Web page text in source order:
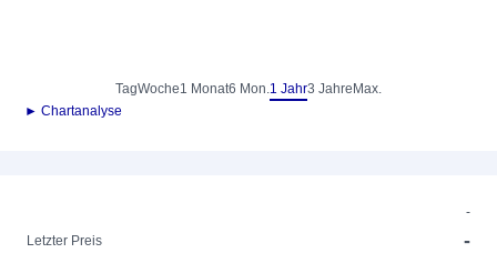
TagWoche1 Monat6 Mon.1 Jahr3 Jahre Max.
► Chartanalyse
-
Letzter Preis
-